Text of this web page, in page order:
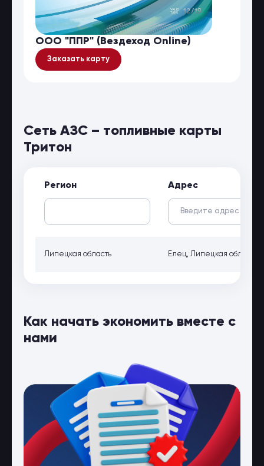
ООО "ППР" (Вездеход Online)
Заказать карту
Сеть АЗС – топливные карты
Тритон
Регион Адрес
Липецкая область Елец, Липецкая область,
Как начать экономить вместе с
нами